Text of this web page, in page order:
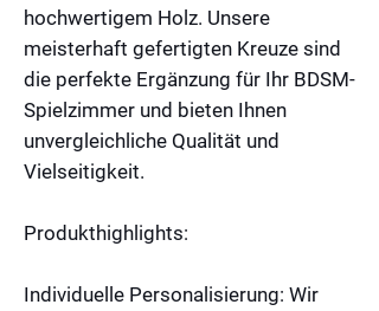
hochwertigem Holz. Unsere
meisterhaft gefertigten Kreuze sind
die perfekte Ergänzung für Ihr BDSM-
Spielzimmer und bieten Ihnen
unvergleichliche Qualität und
Vielseitigkeit.
Produkthighlights:
Individuelle Personalisierung: Wir